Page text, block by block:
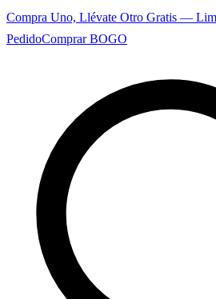
Compra Uno, Llévate Otro Gratis —
PedidoComprar BOGO